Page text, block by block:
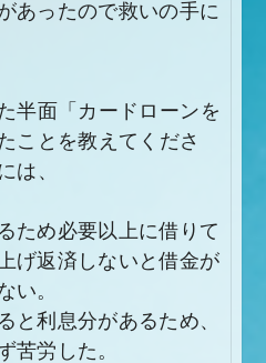
あったので救いの手に
半面「カードローンを
ことを教えてくださ
は、
ため必要以上に借りて
げ返済しないと借金が
い。
と利息分があるため、
苦労した。